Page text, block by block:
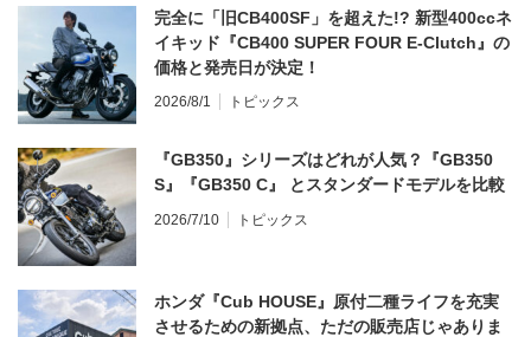
完全に「旧CB400SF」を超えた!? 新型400ccネ
イキッド『CB400 SUPER FOUR E-Clutch』の
価格と発売日が決定！
2026/8/1 トピックス
『GB350』シリーズはどれが人気？『GB350
S』『GB350 C』 とスタンダードモデルを比較
2026/7/10 トピックス
ホンダ『Cub HOUSE』原付二種ライフを充実
させるための新拠点、ただの販売店じゃありま